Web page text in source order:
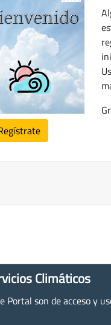
Climáticos
son de acceso y